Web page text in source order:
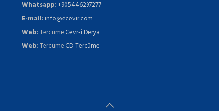
Whatsapp:+905446297277
E-mail:info@ecevir.com
Web:Tercüme Cevr-i Derya
Web:Tercüme CD Tercüme